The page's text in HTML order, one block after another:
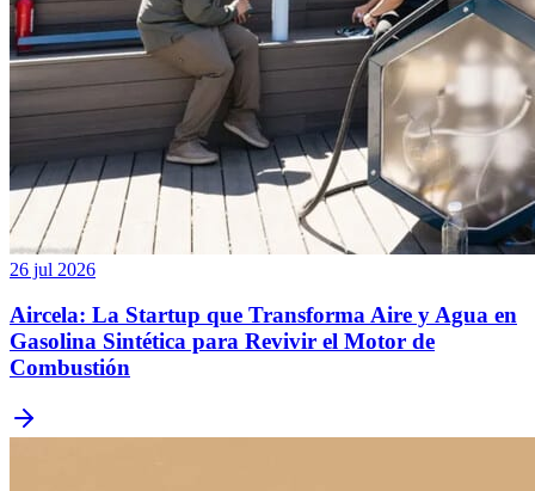
26 jul 2026
Aircela: La Startup que Transforma Aire y Agua en
Gasolina Sintética para Revivir el Motor de
Combustión